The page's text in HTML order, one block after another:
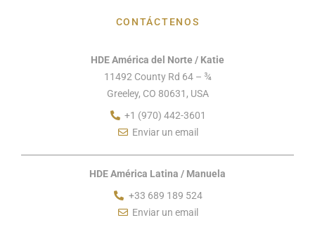
CONTÁCTENOS
HDE América del Norte / Katie
11492 County Rd 64 – ¾
Greeley, CO 80631, USA
+1 (970) 442-3601
Enviar un email
HDE América Latina / Manuela
+33 689 189 524
Enviar un email